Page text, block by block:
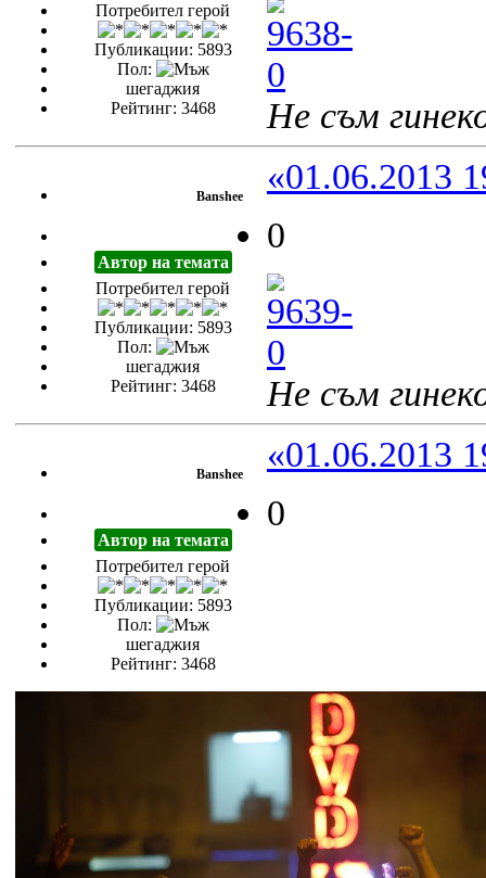
Потребител герой
Публикации: 5893
Пол:
шегаджия
Рейтинг: 3468
Не съм
Banshee
Автор на темата
Потребител герой
Публикации: 5893
Пол:
шегаджия
Рейтинг: 3468
«01.06.2013
0
Не съм
Banshee
Автор на темата
Потребител герой
Публикации: 5893
Пол:
шегаджия
Рейтинг: 3468
«01.06.2013
0